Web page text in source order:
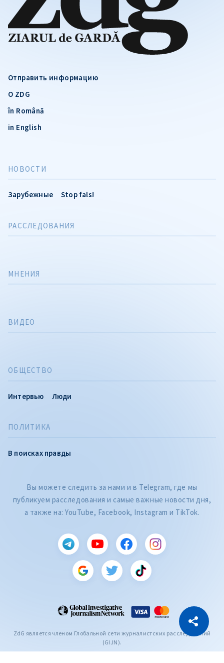
Скопировать ссылку
Отправить информацию
О ZDG
în Română
in English
НОВОСТИ
Зарубежные Stop fals!
ПОЛИТИКА
В поисках правды
РАССЛЕДОВАНИЯ
ОБЩЕСТВО
Интервью Люди
МНЕНИЯ
ВИДЕО
Вы можете следить за нами и в Telegram, где мы
публикуем расследования и самые важные новости дня,
а также на: YouTube, Facebook, Instagram и TikTok.
ZdG является членом Глобальной сети журналистских расследований
(GIJN).
CITEȘTE